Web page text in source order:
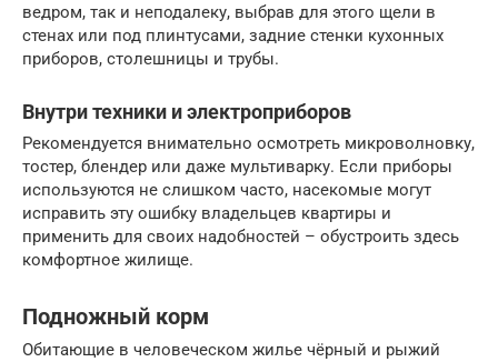
ведром, так и неподалеку, выбрав для этого щели в
стенах или под плинтусами, задние стенки кухонных
приборов, столешницы и трубы.
Внутри техники и электроприборов
Рекомендуется внимательно осмотреть микроволновку,
тостер, блендер или даже мультиварку. Если приборы
используются не слишком часто, насекомые могут
исправить эту ошибку владельцев квартиры и
применить для своих надобностей – обустроить здесь
комфортное жилище.
Подножный корм
Обитающие в человеческом жилье чёрный и рыжий